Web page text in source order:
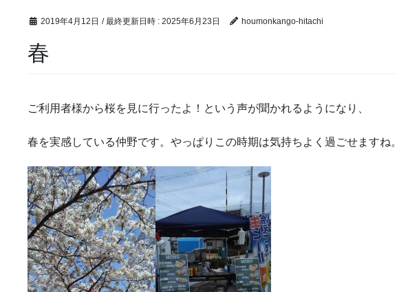
2019年4月12日 / 最終更新日時 : 2025年6月23日 houmonkango-hitachi
春
ご利用者様から桜を見に行ったよ！という声が聞かれるようになり、
春を実感している仲野です。やっぱりこの時期は気持ちよく過ごせますね。